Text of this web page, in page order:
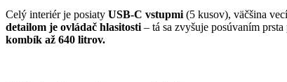
Celý interiér je posiaty USB-C vstupmi (5 kusov), väčšina
detailom je ovládač hlasitosti – tá sa zvyšuje posúvaním
kombík až 640 litrov.